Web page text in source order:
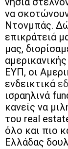
να
Ντονμπάς.
επικράτειά
μας,
ΕΥΠ, οι
ενδεικτικά
ισραηλινά
κανείς να
του real
όλο και πιο
Ελλάδας